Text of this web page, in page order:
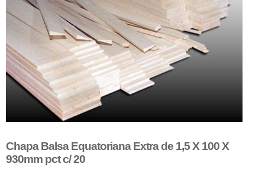
Chapa Balsa Equatoriana Extra de 1,5 X 100 X
930mm pct c/ 20